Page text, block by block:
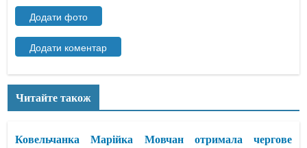
Читайте також
Ковельчанка Марійка Мовчан отримала чергове